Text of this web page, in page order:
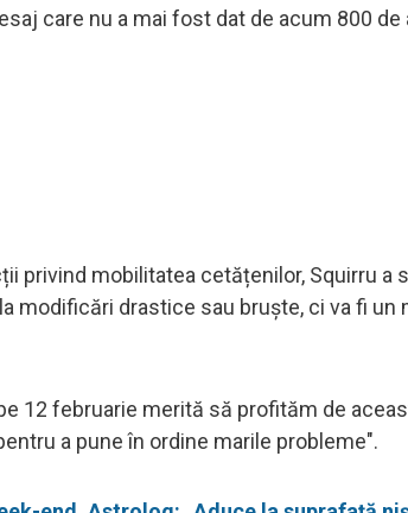
care nu a mai fost dat de acum 800 de
privind mobilitatea cetățenilor, Squirru a
modificări drastice sau bruște, ci va fi un
12 februarie merită să profităm de
a pune în ordine marile probleme".